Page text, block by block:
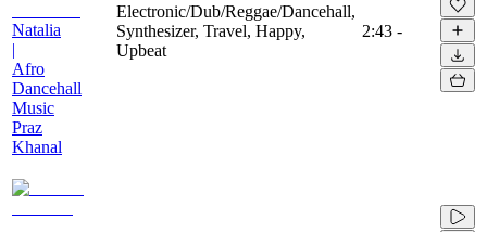
Natalia
|
Afro
Dancehall
Music
Praz
Khanal
Electronic/Dub/Reggae/Dancehall,
Synthesizer, Travel, Happy,
Upbeat
2:43 -